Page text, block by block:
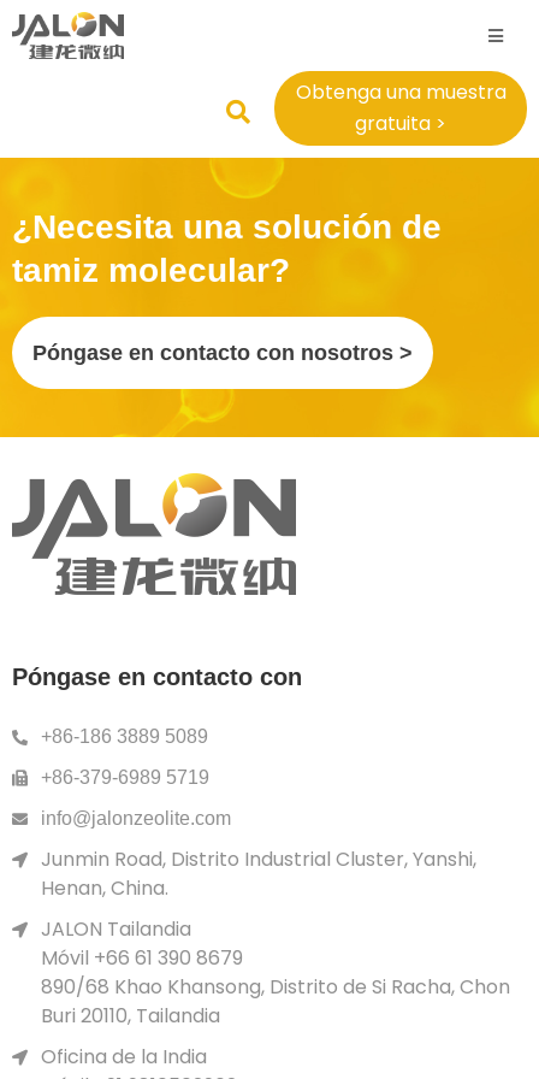
Obtenga una muestra
gratuita >
¿Necesita una solución de
tamiz molecular?
Póngase en contacto con nosotros >
Póngase en contacto con
+86-186 3889 5089
+86-379-6989 5719
info@jalonzeolite.com
Junmin Road, Distrito Industrial Cluster, Yanshi,
Henan, China.
JALON Tailandia
Móvil +66 61 390 8679
890/68 Khao Khansong, Distrito de Si Racha, Chon
Buri 20110, Tailandia
Oficina de la India